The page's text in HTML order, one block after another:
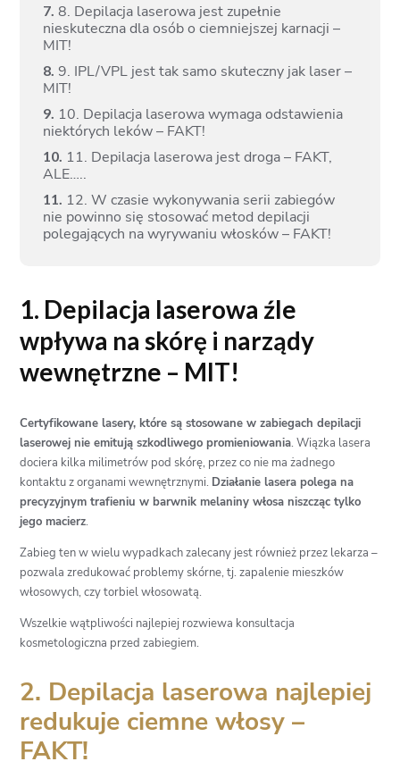
7. 8. Depilacja laserowa jest zupełnie
nieskuteczna dla osób o ciemniejszej karnacji –
MIT!
8. 9. IPL/VPL jest tak samo skuteczny jak laser –
MIT!
9. 10. Depilacja laserowa wymaga odstawienia
niektórych leków – FAKT!
10. 11. Depilacja laserowa jest droga – FAKT,
ALE…..
11.
12. W czasie wykonywania serii zabiegów
nie powinno się stosować metod depilacji
polegających na wyrywaniu włosków – FAKT!
1. Depilacja laserowa źle
wpływa na skórę i narządy
wewnętrzne – MIT!
Certyfikowane lasery, które są stosowane wzabiegach depilacji
laserowej nie emitują szkodliwego promieniowania. Wiązka lasera
dociera kilka milimetrów pod skórę, przez co nie ma żadnego
kontaktu z organami wewnętrznymi. Działanie lasera polega na
precyzyjnym trafieniu w barwnik melaniny włosa niszcząc tylko
jego macierz.
Zabieg ten w wielu wypadkach zalecany jest również przez lekarza –
pozwala zredukować problemy skórne, tj. zapalenie mieszków
włosowych, czy torbiel włosowatą.
Wszelkie wątpliwości najlepiej rozwiewa konsultacja
kosmetologiczna przed zabiegiem.
2. Depilacja laserowa najlepiej
redukuje ciemne włosy –
FAKT!